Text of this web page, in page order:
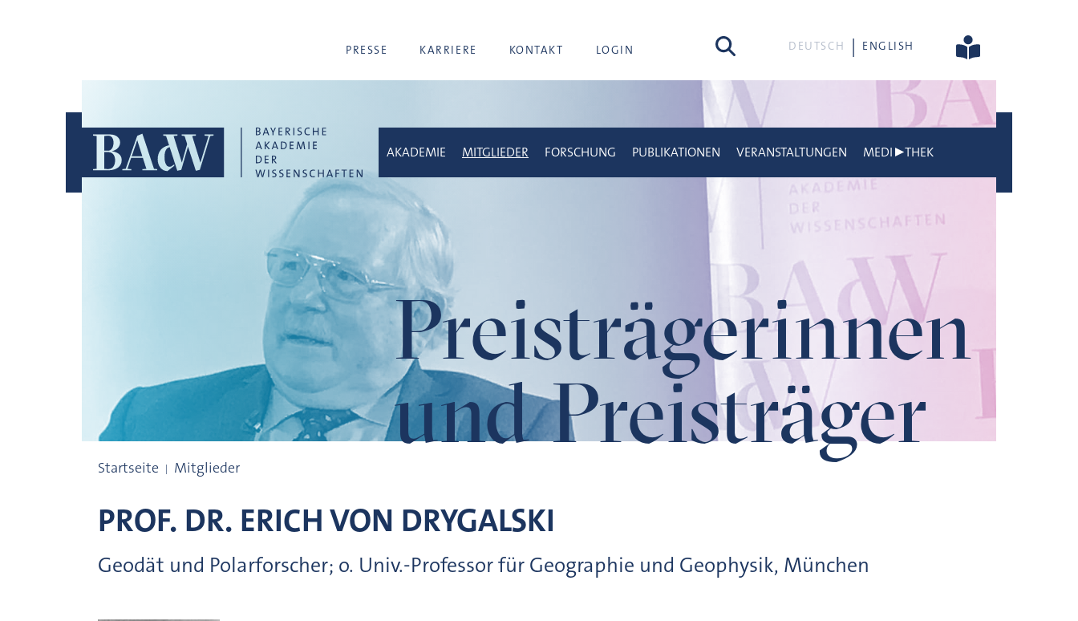
PRESSE KARRIERE KONTAKT LOGIN Suche DEUTSCH ENGLISH
Preisträgerinnen
und Preisträger
AKADEMIE MITGLIEDER FORSCHUNG PUBLIKATIONEN VERANSTALTUNGEN MEDI▶THEK
Startseite Mitglieder
PROF. DR. ERICH VON DRYGALSKI
Geodät und Polarforscher; o. Univ.-Professor für Geographie und Geophysik, München